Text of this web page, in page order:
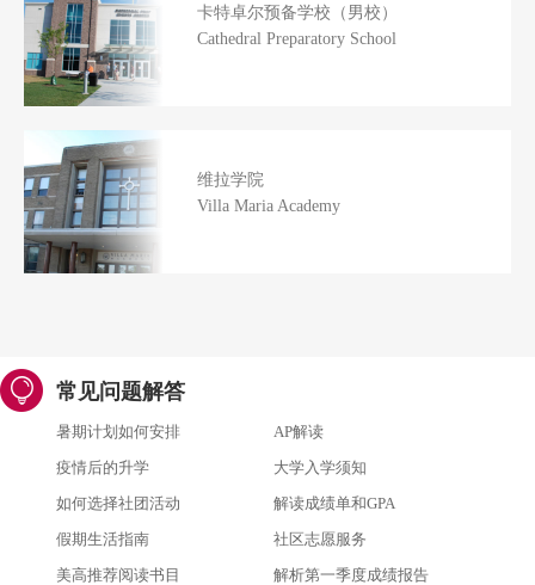
卡特卓尔预备学校（男校）
Cathedral Preparatory School
维拉学院
Villa Maria Academy
常见问题解答
暑期计划如何安排
AP解读
疫情后的升学
大学入学须知
如何选择社团活动
解读成绩单和GPA
假期生活指南
社区志愿服务
美高推荐阅读书目
解析第一季度成绩报告